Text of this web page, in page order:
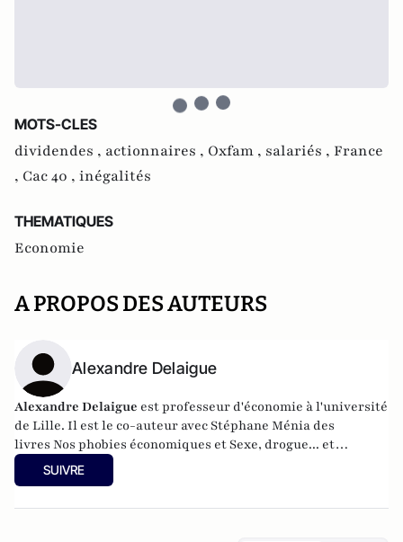
MOTS-CLES
dividendes , actionnaires , Oxfam , salariés , France
, Cac 40 , inégalités
THEMATIQUES
Economie
A PROPOS DES AUTEURS
Alexandre Delaigue
Alexandre Delaigue estprofesseur d'économie à l'université
de Lille. Il est le co-auteur avec Stéphane Ménia des
livres Nos phobies économiques etSexe, drogue... et
économie : pas de sujet tabou pour les économistes
chez Pearson). Son site :
SUIVRE